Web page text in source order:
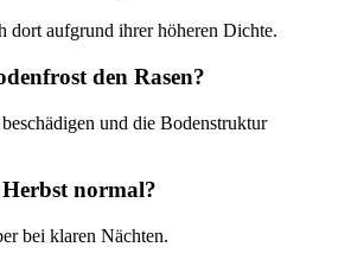
dort aufgrund ihrer höheren Dichte.
den Rasen?
und die Bodenstruktur
normal?
bei klaren Nächten.